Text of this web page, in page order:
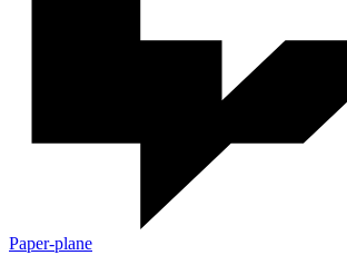
Paper-plane